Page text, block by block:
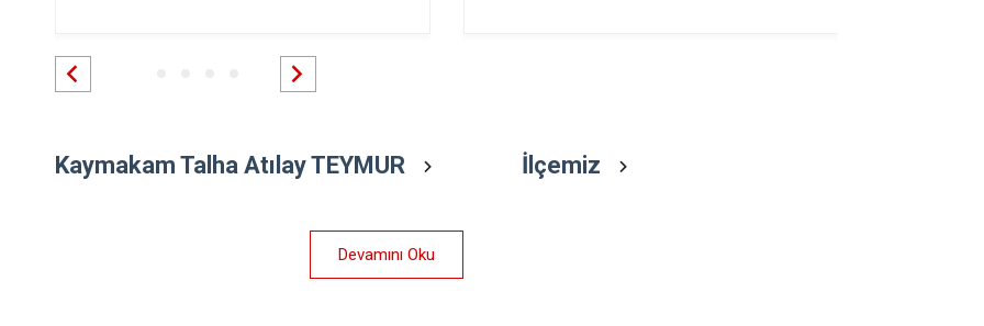
Kaymakam Talha Atılay TEYMUR
Devamını Oku
İlçemiz